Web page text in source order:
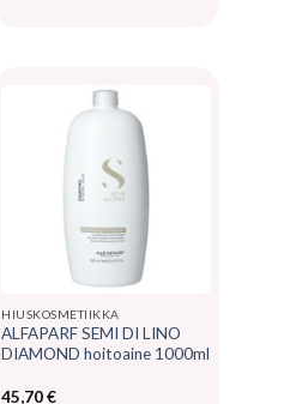
HIUSKOSMETIIKKA
ALFAPARF SEMI DI LINO
DIAMOND hoitoaine 1000ml
45,70€